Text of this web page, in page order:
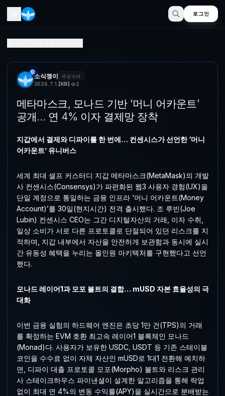
로그인
소식쟁이 세상소식
2026. 7. 1. [KR] 2
메타마스크, 모나드 기반 ‘머니 어카운트’
공개… 연 4% 이자 결제망 장착
지갑에서 결제와 디파이를 한 번에… 컨센시스가 선언한 ‘머니
어카운트’ 유니버스
세계 최대 셀프 커스터디 지갑 메타마스크(MetaMask)의 개발
사 컨센시스(Consensys)가 파편화된 웹3 사용자 경험(UX)을
단일 계정으로 통일하는 금융 인프라 ‘머니 어카운트(Money
Account)’를 30일(현지시간) 전격 출시했다. 조 루빈(Joe
Lubin) 컨센시스 CEO는 그간 디지털자산의 거래, 이자 수취,
일상 소비가 서로 다른 프로토콜로 단절되어 있던 리스크를 지
적하며, 지갑 내부에서 자산을 안전하게 보관함과 동시에 실시
간 유동성 혜택을 누리는 올인원 아키텍처를 구현했다고 선언
했다.
모나드 레이어1과 모포 볼트의 결합… mUSD 자본 효율성의 극
대화
이번 금융 실험의 하드웨어 엔진은 초당 1만 건(TPS)의 거래
를 확정하는 EVM 호환 최고속 레이어1 블록체인 모나드
(Monad)다. 사용자가 보유한 USDC, USDT 등 기존 스테이블
코인을 수수료 없이 자체 자산인 mUSD로 1대1 전환해 예치하
면, 디파이 대출 프로토콜 모포(Morpho) 볼트와 리스크 관리
사 스테이크하우스 파이낸셜이 설계한 알고리즘을 통해 락업
없이 최대 연 4%의 변동 수익률(APY)을 실시간으로 분배받는